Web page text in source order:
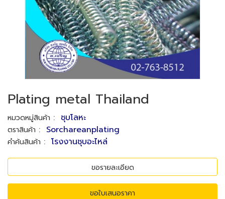
Plating metal Thailand
หมวดหมู่สินค้า : ชุบโลหะ
ตราสินค้า : Sorchareanplating
คำค้นสินค้า : โรงงานชุบอะไหล่
ขอรายละเอียด
ขอใบเสนอราคา